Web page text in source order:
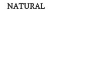
NATURAL